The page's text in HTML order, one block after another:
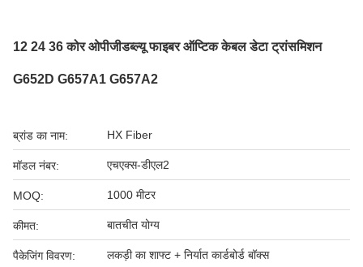
12 24 36 कोर ओपीजीडब्ल्यू फाइबर ऑप्टिक केबल डेटा ट्रांसमिशन
G652D G657A1 G657A2
ब्रांड का नाम: HX Fiber
मॉडल नंबर: एचएक्स-डीएल2
MOQ: 1000 मीटर
कीमत: बातचीत योग्य
पैकेजिंग विवरण: लकड़ी का शाफ्ट + निर्यात कार्डबोर्ड बॉक्स